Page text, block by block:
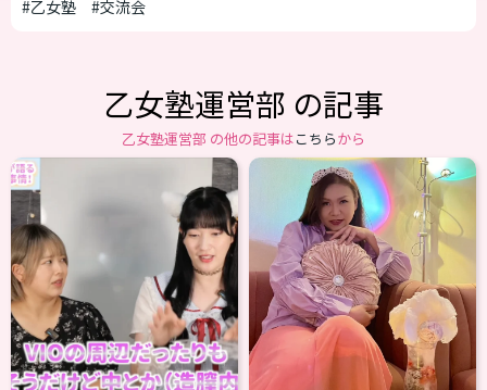
#乙女塾 #交流会
乙女塾運営部 の記事
乙女塾運営部 の他の記事はこちらから